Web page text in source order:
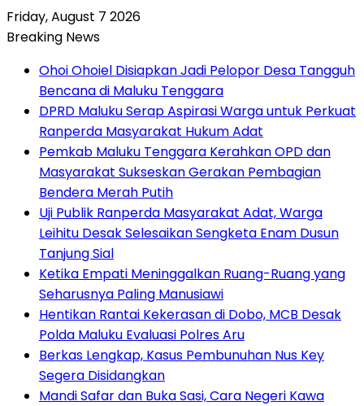
Friday, August 7 2026
Breaking News
Ohoi Ohoiel Disiapkan Jadi Pelopor Desa Tangguh
Bencana di Maluku Tenggara
DPRD Maluku Serap Aspirasi Warga untuk Perkuat
Ranperda Masyarakat Hukum Adat
Pemkab Maluku Tenggara Kerahkan OPD dan
Masyarakat Sukseskan Gerakan Pembagian
Bendera Merah Putih
Uji Publik Ranperda Masyarakat Adat, Warga
Leihitu Desak Selesaikan Sengketa Enam Dusun
Tanjung Sial
Ketika Empati Meninggalkan Ruang-Ruang yang
Seharusnya Paling Manusiawi
Hentikan Rantai Kekerasan di Dobo, MCB Desak
Polda Maluku Evaluasi Polres Aru
Berkas Lengkap, Kasus Pembunuhan Nus Key
Segera Disidangkan
Mandi Safar dan Buka Sasi, Cara Negeri Kawa